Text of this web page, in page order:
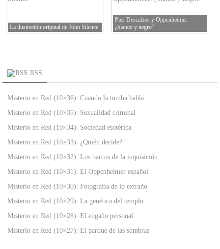
La ilustración original de John Silence
Pies Descalzos y Oppenheimer:
¿blanco y negro?
RSS
Misterio en Red (10×36): Cuando la tumba habla
Misterio en Red (10×35): Sexualidad criminal
Misterio en Red (10×34): Sociedad esotérica
Misterio en Red (10×33): ¿Quién decide?
Misterio en Red (10×32): Los barcos de la inquisición
Misterio en Red (10×31): El Oppenheimer español
Misterio en Red (10×30): Fotografía de lo extraño
Misterio en Red (10×29): La genética del templo
Misterio en Red (10×28): El engaño personal
Misterio en Red (10×27): El parque de las sombras